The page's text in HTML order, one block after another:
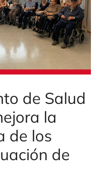
de Salud
la
de los
de